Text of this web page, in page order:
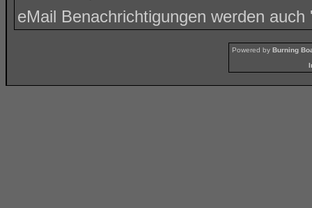
eMail Benachrichtigungen werden
Powered by Burning